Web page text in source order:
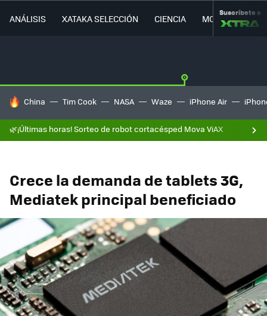
ANÁLISIS XATAKA SELECCIÓN CIENCIA MOVILIDAD
Suscríbete a
HOY SE HABLA DE
China Tim Cook NASA Waze iPhone Air
🌿¡Últimas horas! Sorteo de robot cortacésped Mova ViAX
Crece la demanda de tablets 3G,
Mediatek principal beneficiado